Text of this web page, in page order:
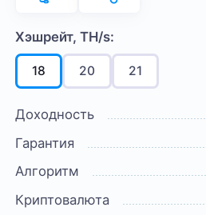
Хэшрейт, TH/s:
18 20 21
Доходность
Гарантия
Алгоритм
Криптовалюта